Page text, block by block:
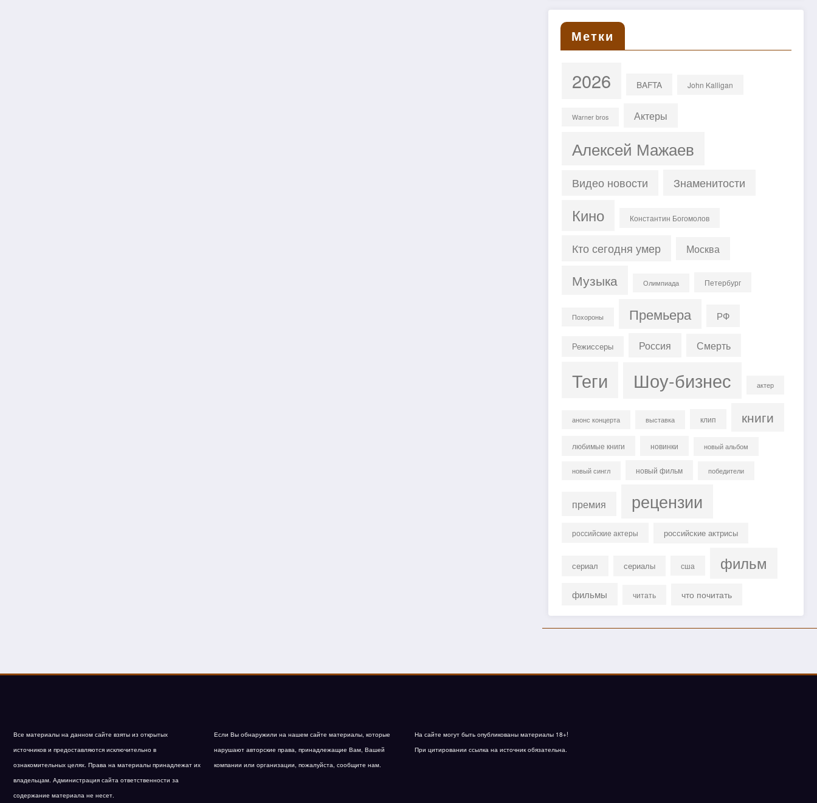
Метки
2026 BAFTA John Kalligan
Warner bros Актеры
Алексей Мажаев
Видео новости Знаменитости
Кино Константин Богомолов
Кто сегодня умер Москва
Музыка Олимпиада Петербург
Похороны Премьера РФ
Режиссеры Россия Смерть
Теги Шоу-бизнес актер
анонс концерта выставка клип книги
любимые книги новинки новый альбом
новый сингл новый фильм победители
премия рецензии
российские актеры российские актрисы
сериал сериалы сша фильм
фильмы читать что почитать
Все материалы на данном сайте взяты из открытых
источников и предоставляются исключительно в
ознакомительных целях. Права на материалы принадлежат их
владельцам. Администрация сайта ответственности за
содержание материала не несет.
Если Вы обнаружили на нашем сайте материалы, которые
нарушают авторские права, принадлежащие Вам, Вашей
компании или организации, пожалуйста, сообщите нам.
На сайте могут быть опубликованы материалы 18+!
При цитировании ссылка на источник обязательна.